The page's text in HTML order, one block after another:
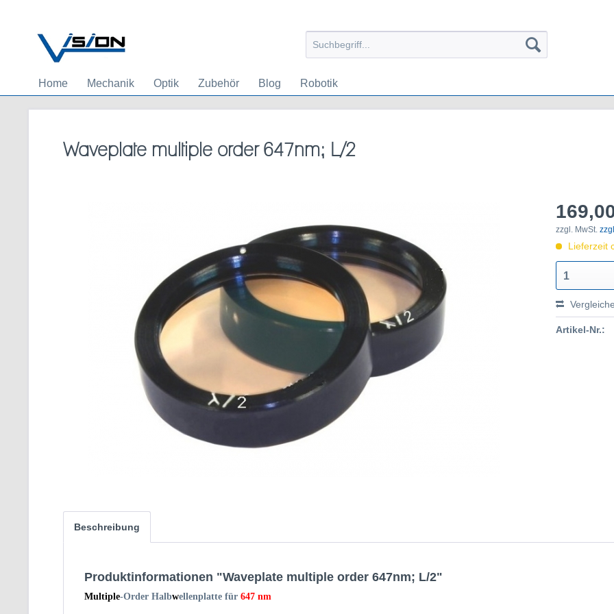
Home Mechanik Optik Zubehör Blog Robotik
Waveplate multiple order 647nm; L/2
zzgl. MwSt.
Lieferzeit
1
Artikel-Nr.:
Beschreibung
Produktinformationen "Waveplate multiple order 647nm; L/2"
Multiple-Order Halbwellenplatte für 647 nm